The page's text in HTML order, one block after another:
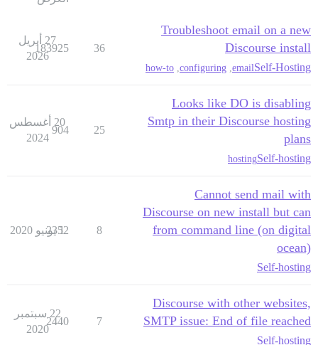
Troubleshoot email on a new
Discourse install
Self-Hosting
email
configuring
how-to
36
183925
27 أبريل
2026
Looks like DO is disabling
Smtp in their Discourse hosting
plans
Self-hosting
hosting
25
904
20 أغسطس
2024
Cannot send mail with
Discourse on new install but can
from command line (on digital
ocean)
Self-hosting
8
2352
1 يونيو 2020
Discourse with other websites,
SMTP issue: End of file reached
Self-hosting
7
2440
22 سبتمبر
2020